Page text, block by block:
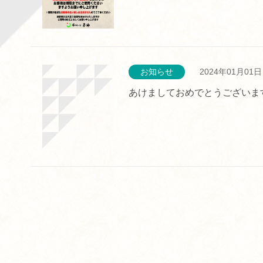
お知らせ 2024年01月01日
あけましておめでとうございま